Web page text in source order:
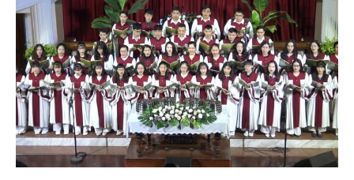
Thư viện
Bản tin
Mục vụ
Liên hệ
Dâng hiến